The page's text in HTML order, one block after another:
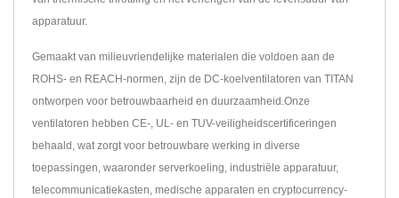
apparatuur.
Gemaakt van milieuvriendelijke materialen die voldoen aan de
ROHS- en REACH-normen, zijn de DC-koelventilatoren van TITAN
ontworpen voor betrouwbaarheid en duurzaamheid.Onze
ventilatoren hebben CE-, UL- en TUV-veiligheidscertificeringen
behaald, wat zorgt voor betrouwbare werking in diverse
toepassingen, waaronder serverkoeling, industriële apparatuur,
telecommunicatiekasten, medische apparaten en cryptocurrency-